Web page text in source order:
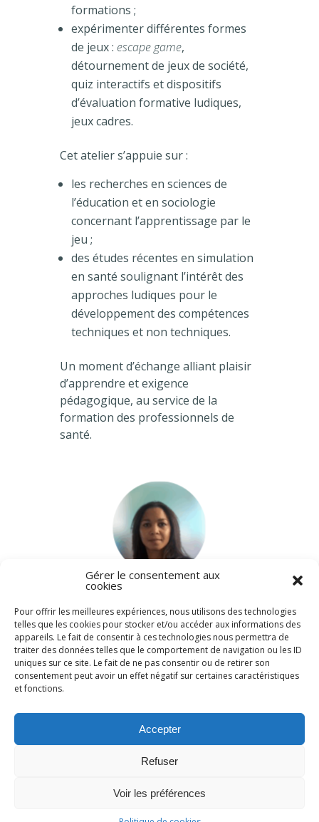
Gérer le consentement aux
cookies
Pour offrir les meilleures expériences, nous utilisons des technologies
telles que les cookies pour stocker et/ou accéder aux informations des
appareils. Le fait de consentir à ces technologies nous permettra de
traiter des données telles que le comportement de navigation ou les ID
uniques sur ce site. Le fait de ne pas consentir ou de retirer son
consentement peut avoir un effet négatif sur certaines caractéristiques
et fonctions.
Accepter
Refuser
Voir les préférences
formations ;
expérimenter différentes formes
de jeux : escape game,
détournement de jeux de société,
quiz interactifs et dispositifs
d’évaluation formative ludiques,
jeux cadres.
Cet atelier s’appuie sur :
les recherches en sciences de
l’éducation et en sociologie
concernant l’apprentissage par le
jeu ;
des études récentes en simulation
en santé soulignant l’intérêt des
approches ludiques pour le
développement des compétences
techniques et non techniques.
Un moment d’échange alliant plaisir
d’apprendre et exigence
pédagogique, au service de la
formation des professionnels de
santé.
Dr Zohrah Ralaidovy
Dr Nicolas Galiano
Rechercher :